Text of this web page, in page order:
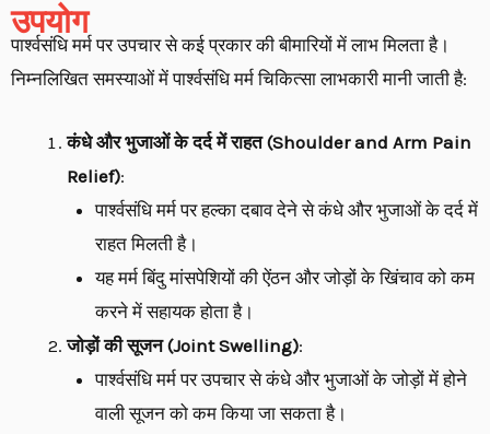
उपयोग
पार्श्वसंधि मर्म पर उपचार से कई प्रकार की बीमारियों में लाभ मिलता है।
निम्नलिखित समस्याओं में पार्श्वसंधि मर्म चिकित्सा लाभकारी मानी जाती है:
कंधे और भुजाओं के दर्द में राहत (Shoulder and Arm Pain
Relief):
पार्श्वसंधि मर्म पर हल्का दबाव देने से कंधे और भुजाओं के दर्द में
राहत मिलती है।
यह मर्म बिंदु मांसपेशियों की ऐंठन और जोड़ों के खिंचाव को कम
करने में सहायक होता है।
जोड़ों की सूजन (Joint Swelling):
पार्श्वसंधि मर्म पर उपचार से कंधे और भुजाओं के जोड़ों में होने
वाली सूजन को कम किया जा सकता है।